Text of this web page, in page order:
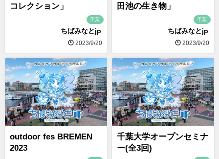
コレクション」
千葉
ちばみなとjp
2023/9/20
田池の生き物」
千葉
ちばみなとjp
2023/9/20
outdoor fes BREMEN
2023
千葉大学オープンセミナ
ー(全3回)